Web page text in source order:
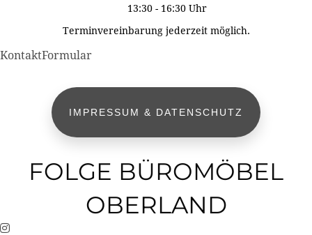
13:30 - 16:30 Uhr
Terminvereinbarung jederzeit möglich.
KontaktFormular
IMPRESSUM & DATENSCHUTZ
FOLGE BÜROMÖBEL
OBERLAND